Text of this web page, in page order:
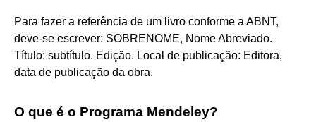
Para fazer a referência de um livro conforme a ABNT,
deve-se escrever: SOBRENOME, Nome Abreviado.
Título: subtítulo. Edição. Local de publicação: Editora,
data de publicação da obra.
O que é o Programa Mendeley?